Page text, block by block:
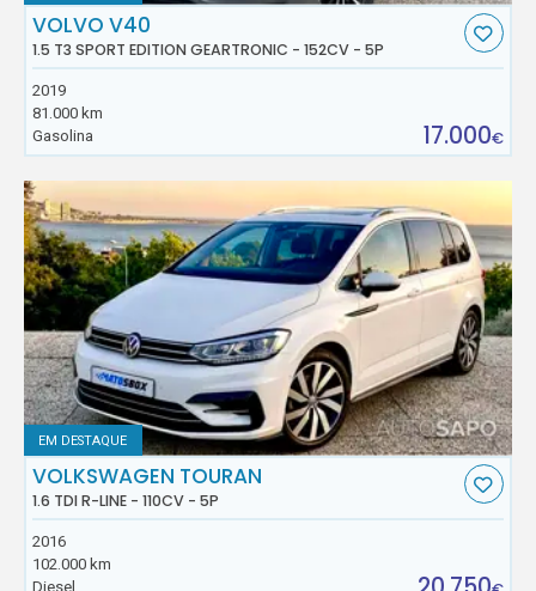
VOLVO V40
1.5 T3 SPORT EDITION GEARTRONIC - 152CV - 5P
2019
81.000 km
Gasolina
17.000€
EM DESTAQUE
VOLKSWAGEN TOURAN
1.6 TDI R-LINE - 110CV - 5P
2016
102.000 km
Diesel